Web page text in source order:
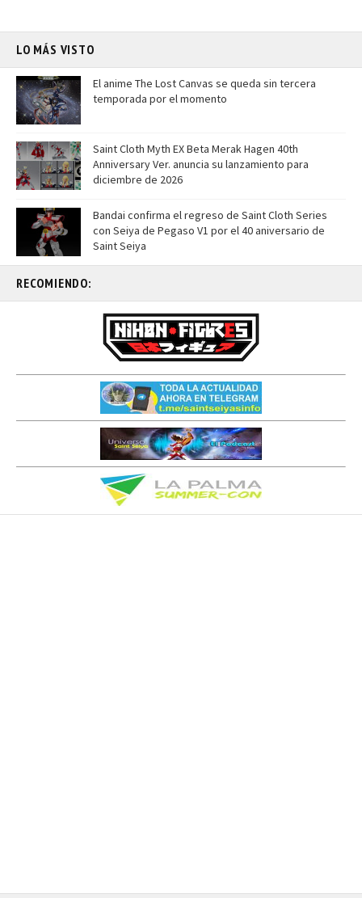
LO MÁS VISTO
El anime The Lost Canvas se queda sin tercera
temporada por el momento
Saint Cloth Myth EX Beta Merak Hagen 40th
Anniversary Ver. anuncia su lanzamiento para
diciembre de 2026
Bandai confirma el regreso de Saint Cloth Series
con Seiya de Pegaso V1 por el 40 aniversario de
Saint Seiya
RECOMIENDO: